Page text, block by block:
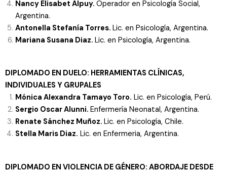
Nancy Elisabet Alpuy. Operador en Psicología Social,
Argentina.
Antonella Stefanía Torres. Lic. en Psicología, Argentina.
Mariana Susana Diaz. Lic. en Psicología, Argentina.
DIPLOMADO EN DUELO: HERRAMIENTAS CLÍNICAS,
INDIVIDUALES Y GRUPALES
Mónica Alexandra Tamayo Toro. Lic. en Psicología, Perú.
Sergio Oscar Alunni. Enfermería Neonatal, Argentina.
Renate Sánchez Muñoz. Lic. en Psicología, Chile.
Stella Maris Diaz. Lic. en Enfermeria, Argentina.
DIPLOMADO EN VIOLENCIA DE GÉNERO: ABORDAJE DESDE